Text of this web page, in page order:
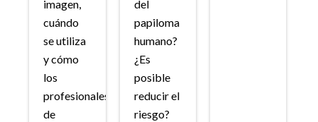
imagen,
cuándo
se utiliza
y cómo
los
profesionales
de
del
papiloma
humano?
¿Es
posible
reducir el
riesgo?